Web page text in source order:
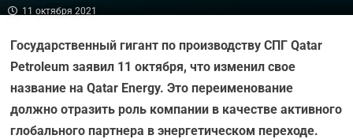
11 октября 2021
Государственный гигант по производству СПГ Qatar
Petroleum заявил 11 октября, что изменил свое
название на Qatar Energy. Это переименование
должно отразить роль компании в качестве активного
глобального партнера в энергетическом переходе.